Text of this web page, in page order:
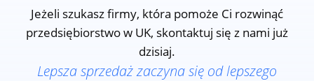
Jeżeli szukasz firmy, która pomoże Ci rozwinąć
przedsiębiorstwo w UK, skontaktuj się z nami już
dzisiaj.
Lepsza sprzedaż zaczyna się od lepszego